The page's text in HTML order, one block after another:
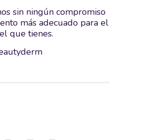
sin ningún compromiso
más adecuado para el
que tienes.